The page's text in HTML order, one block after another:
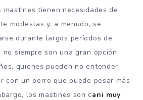
mastines tienen necesidades de
modestas y, a menudo, se
durante largos períodos de
no siempre son una gran opción
quienes pueden no entender
con un perro que puede pesar más
los mastines son cani muy